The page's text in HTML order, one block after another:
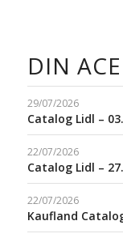
DIN
29/07/2026
Catalog Lidl –
22/07/2026
Catalog Lidl –
22/07/2026
Kaufland